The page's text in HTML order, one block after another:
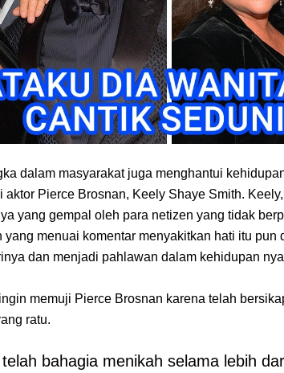
dalam masyarakat juga menghantui
aktor Pierce Brosnan, Keely Shaye Smith.
yang gempal oleh para netizen yang tidak
yang menuai komentar menyakitkan hati itu pun
dan menjadi pahlawan dalam kehidupan
memuji Pierce Brosnan karena telah
ratu.
bahagia menikah selama lebih